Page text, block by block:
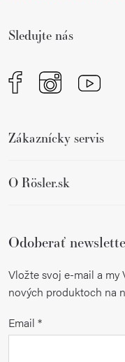
Sledujte nás
Zákaznícky servis
O Rösler.sk
Odoberať
Vložte svoj e-mail a my
nových produktoch na
Email